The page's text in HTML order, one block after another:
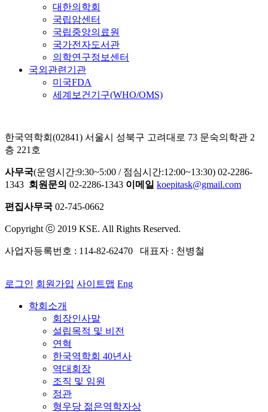
대한의학회
국립암센터
국립중앙의료원
국가전자도서관
의학연구정보센터
국외관련기관
미국FDA
세계보건기구(WHO/OMS)
한국역학회(02841) 서울시 성북구 고려대로 73 문숙의학관 2
층 221호
사무국(운영시간:9:30~5:00 / 점심시간:12:00~13:30) 02-2286-
1343 회원문의 02-2286-1343 이메일 koepitask@gmail.com
편집사무국 02-745-0662
Copyright ⓒ 2019 KSE. All Rights Reserved.
사업자등록번호 : 114-82-62470 대표자 : 천병철
로그인 회원가입 사이트맵 Eng
학회소개
회장인사말
설립목적 및 비전
연혁
한국역학회 40년사
역대회장
조직 및 임원
정관
형우당 젊은역학자상